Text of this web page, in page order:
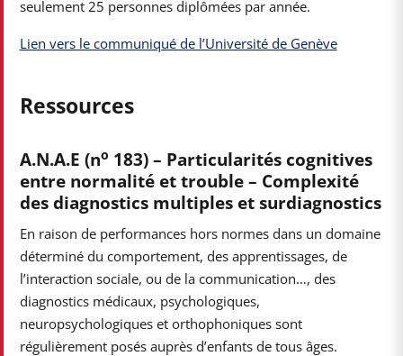
seulement 25 personnes diplômées par année.
Lien vers le communiqué de l’Université de Genève
Ressources
A.N.A.E (no 183) – Particularités cognitives
entre normalité et trouble – Complexité
des diagnostics multiples et surdiagnostics
En raison de performances hors normes dans un domaine
déterminé du comportement, des apprentissages, de
l’interaction sociale, ou de la communication…, des
diagnostics médicaux, psychologiques,
neuropsychologiques et orthophoniques sont
régulièrement posés auprès d’enfants de tous âges.